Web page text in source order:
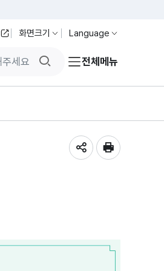
화면크기 Language
검색버튼전체메뉴